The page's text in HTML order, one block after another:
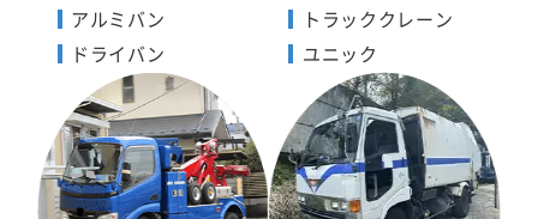
アルミバン
ドライバン
トラッククレーン
ユニック